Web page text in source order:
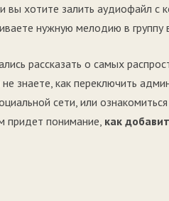
вы хотите залить аудиофайл с
нужную мелодию в группу
рассказать о самых
знаете, как переключить
сети, или
придет понимание, как